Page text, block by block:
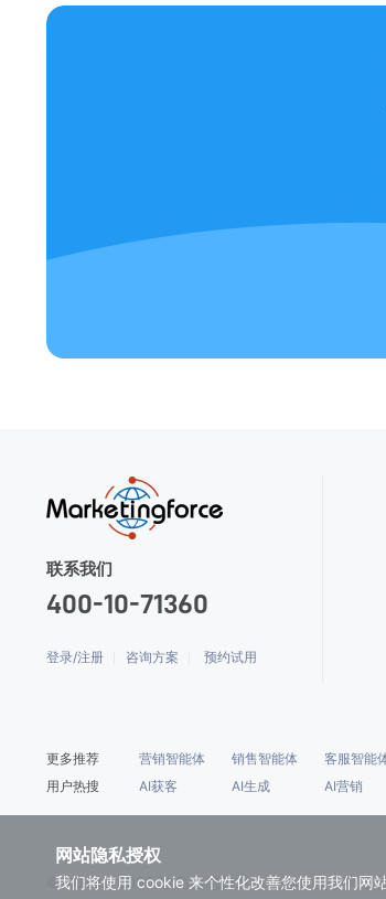
联系我们
400-10-71360
登录/注册 咨询方案 预约试用
更多推荐 营销智能体 销售智能体 客服智能
用户热搜
AI获客 AI生成 AI营销
© 2010 - 2026 珍岛信息技术（上海）股份有限
网站隐私授权
我们将使用 cookie 来个性化改善您使用我们网